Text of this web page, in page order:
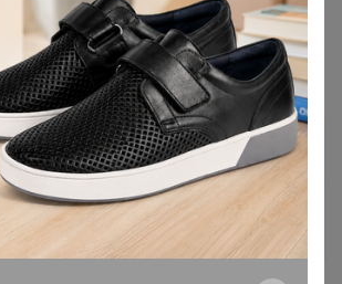
2058
Орг.
600,16р
Доставка
100р
~ 14 дней с момента включения в
2026 г.